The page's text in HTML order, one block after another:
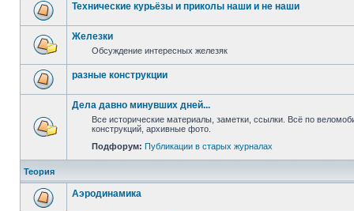
Технические курьёзы и приколы наши и не наши
Железки
Обсуждение интересных железяк
разные конструкции
Дела давно минувших дней...
Все исторические материалы, заметки, ссылки. Всё по
конструкций, архивные фото.
Подфорум: Публикации в старых журналах
Теория
Аэродинамика